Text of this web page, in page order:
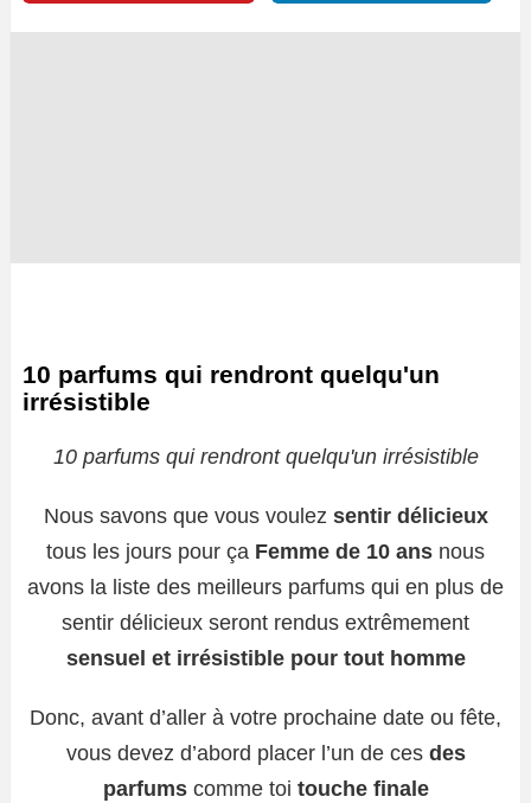
10 parfums qui rendront quelqu'un
irrésistible
10 parfums qui rendront quelqu'un irrésistible
Nous savons que vous voulez sentir délicieux
tous les jours pour ça Femme de 10 ans nous
avons la liste des meilleurs parfums qui en plus de
sentir délicieux seront rendus extrêmement
sensuel et irrésistible pour tout homme
Donc, avant d’aller à votre prochaine date ou fête,
vous devez d’abord placer l’un de cesdes
parfumscomme toi touche finale